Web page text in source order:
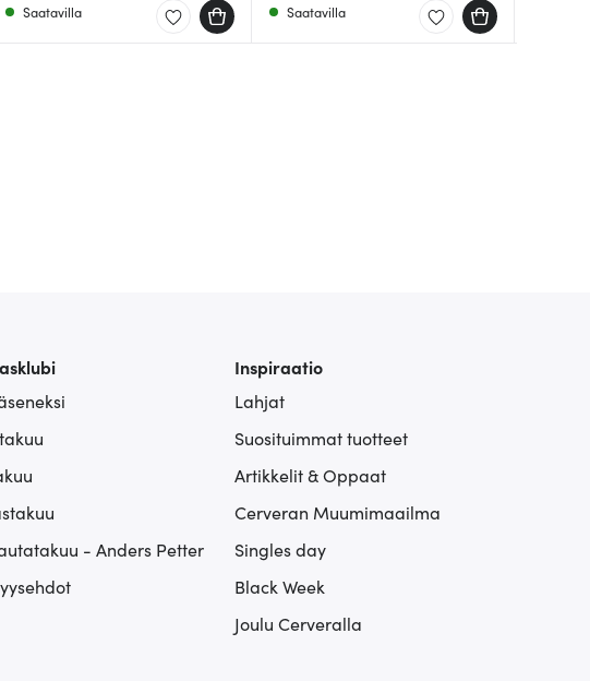
Saatavilla Saatavilla
- Anders Petter
Inspiraatio
Lahjat
Suosituimmat tuotteet
Artikkelit & Oppaat
Cerveran Muumimaailma
Singles day
Black Week
Joulu Cerveralla